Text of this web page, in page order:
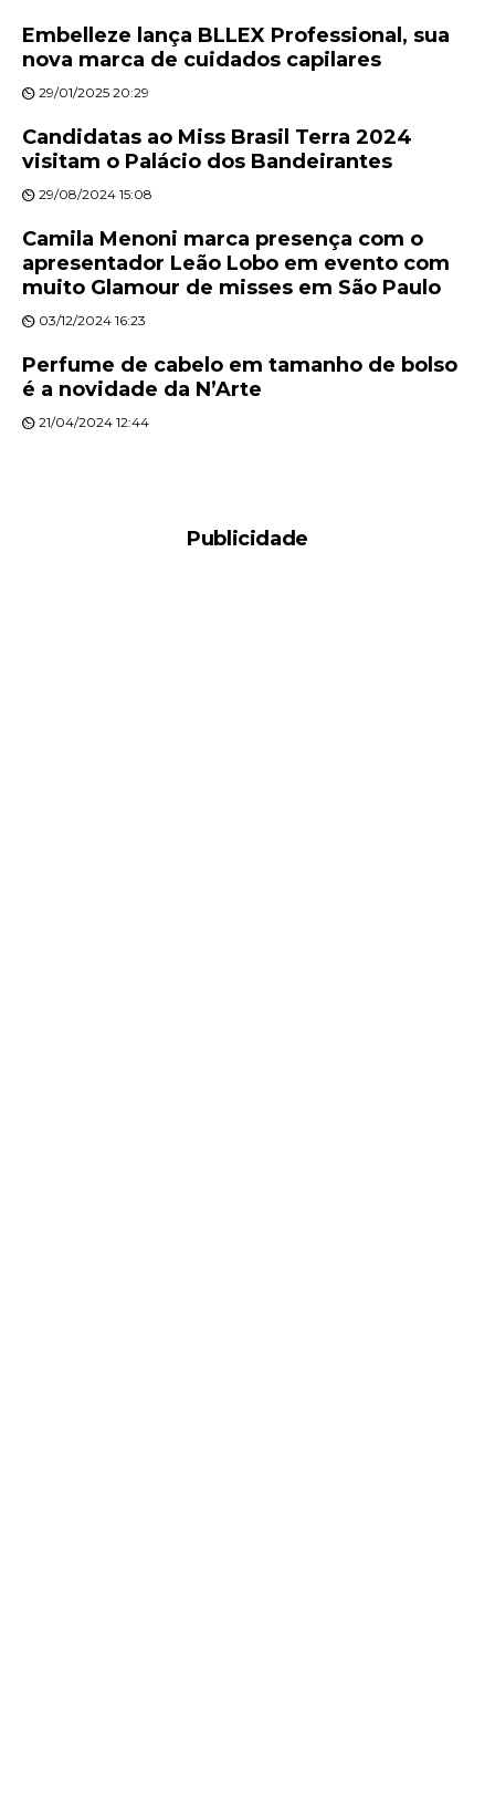
Embelleze lança BLLEX Professional, sua
nova marca de cuidados capilares
29/01/2025 20:29
Candidatas ao Miss Brasil Terra 2024
visitam o Palácio dos Bandeirantes
29/08/2024 15:08
Camila Menoni marca presença com o
apresentador Leão Lobo em evento com
muito Glamour de misses em São Paulo
03/12/2024 16:23
Perfume de cabelo em tamanho de bolso
é a novidade da N’Arte
21/04/2024 12:44
Publicidade